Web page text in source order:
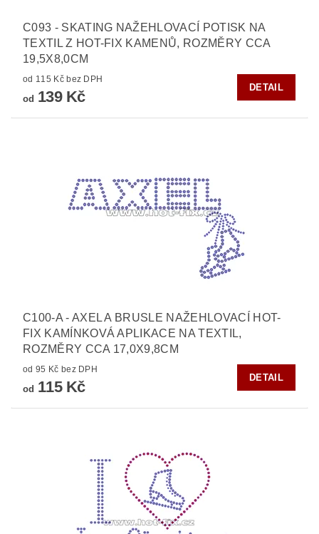
C093 - SKATING NAŽEHLOVACÍ POTISK NA
TEXTIL Z HOT-FIX KAMENŮ, ROZMĚRY CCA
19,5X8,0CM
od 115 Kč bez DPH
od 139 Kč
DETAIL
C100-A - AXEL A BRUSLE NAŽEHLOVACÍ HOT-
FIX KAMÍNKOVÁ APLIKACE NA TEXTIL,
ROZMĚRY CCA 17,0X9,8CM
od 95 Kč bez DPH
od 115 Kč
DETAIL